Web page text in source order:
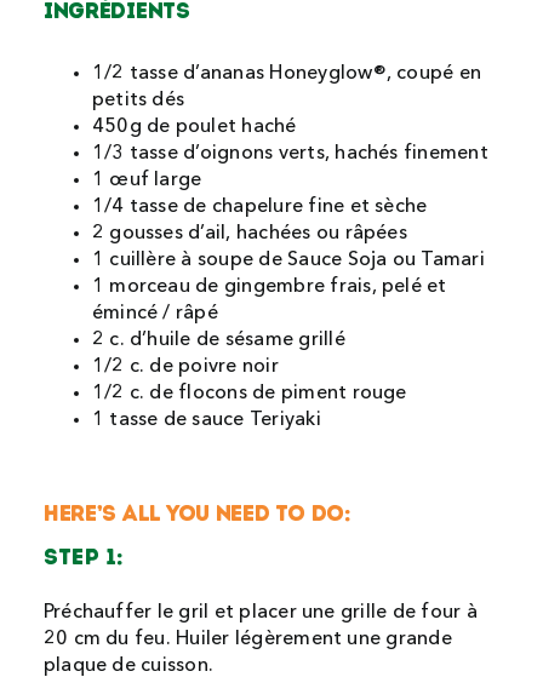
Ingrédients
1/2 tasse d’ananas Honeyglow®, coupé en
petits dés
450g de poulet haché
1/3 tasse d’oignons verts, hachés finement
1 œuf large
1/4 tasse de chapelure fine et sèche
2 gousses d’ail, hachées ou râpées
1 cuillère à soupe de Sauce Soja ou Tamari
1 morceau de gingembre frais, pelé et
émincé / râpé
2 c. d’huile de sésame grillé
1/2 c. de poivre noir
1/2 c. de flocons de piment rouge
1 tasse de sauce Teriyaki
HERE’S ALL YOU NEED TO DO:
STEP 1:
Préchauffer le gril et placer une grille de four à
20 cm du feu. Huiler légèrement une grande
plaque de cuisson.